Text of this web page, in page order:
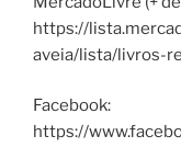
https://
aveia/lista/livros-
Facebook:
https://